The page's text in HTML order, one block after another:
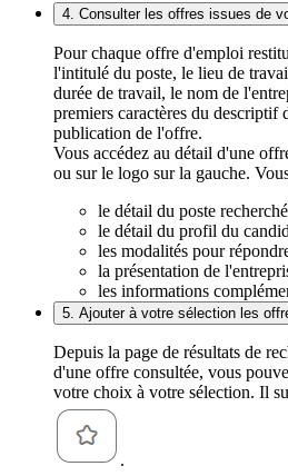
4. Consulter les offres issues de
Pour chaque offre d'emploi
l'intitulé du poste, le lieu de
durée de travail, le nom de
premiers caractères du descriptif
publication de l'offre.
Vous accédez au détail d'une
ou sur le logo sur la gauche.
le détail du poste
le détail du profil du
les modalités pour
la présentation de
les informations
5. Ajouter à votre sélection les
Depuis la page de résultats de
d'une offre consultée, vous
votre choix à votre sélection. Il
.